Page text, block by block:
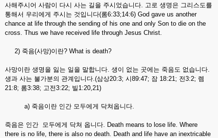
사해주시어 사람이 다시 사는 길을 주시었습니다. 고로 생명은 그리스도를
통해서 우리에게 주시는 것입니다(롬6:33;14:6) God gave us another
chance at life through the sending of his one and only Son to die on the
cross. Thus we have received life through Jesus Christ.
2) 죽음(사망)이란? What is death?
사망이란 생명을 잃는 일을 말합니다. 생이 없는 곳에는 죽음도 없습니다.
생과 사는 불가분의 관계입니다.(삼상20:3; 시89:47; 잠 18:21; 전3:2; 렘
21:8; 롬3:38; 고전3:22; 빌1:20,21)
a) 죽음이란 인간 모두에게 닥쳐옵니다.
죽음은 인간 모두에게 닥쳐 옵니다. Death means to lose life. Where
there is no life, there is also no death. Death and life have an inextricable